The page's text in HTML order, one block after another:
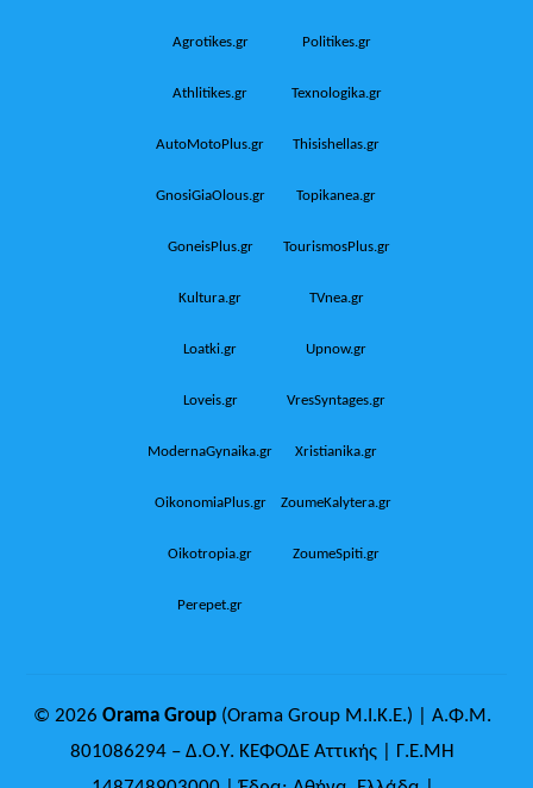
Agrotikes.gr Politikes.gr
Athlitikes.gr Texnologika.gr
AutoMotoPlus.gr Thisishellas.gr
GnosiGiaOlous.gr Topikanea.gr
GoneisPlus.gr TourismosPlus.gr
Kultura.gr TVnea.gr
Loatki.gr Upnow.gr
Loveis.gr VresSyntages.gr
ModernaGynaika.gr Xristianika.gr
OikonomiaPlus.gr ZoumeKalytera.gr
Oikotropia.gr ZoumeSpiti.gr
Perepet.gr
© 2026Orama Group (Orama Group Μ.Ι.Κ.Ε.) | Α.Φ.Μ.
801086294 – Δ.Ο.Υ. ΚΕΦΟΔΕ Αττικής | Γ.Ε.ΜΗ